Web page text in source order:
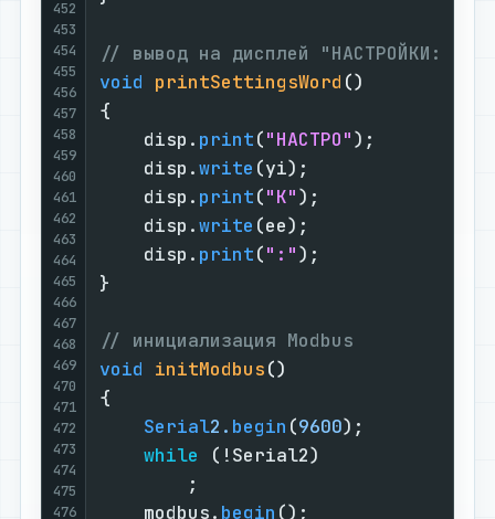
452
453
454
455
456
457
458
459
460
461
462
463
464
465
466
467
468
469
470
471
472
473
474
475
476
// вывод на дисплей "НАСТРОЙКИ:"
void printSettingsWord ()
{
    disp.
print("HACTPO");
    disp.
write (yi);
    disp.
print("K");
    disp.
write (ee);
    disp.
print(":");
}
// инициализация Modbus
void initModbus()
{
Serial2. begin (9600);
while (!Serial2)
        ;
    modbus.
begin ();